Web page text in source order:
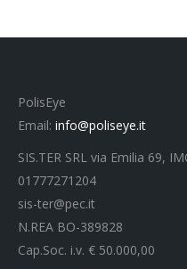
PolisEye
Email: info@poliseye.it
SIS.TER SRL via Emilia 69,
01777271204
sis-ter@pec.it
N.REA BO-389828
Cap.Soc. i.v. € 50.000,00